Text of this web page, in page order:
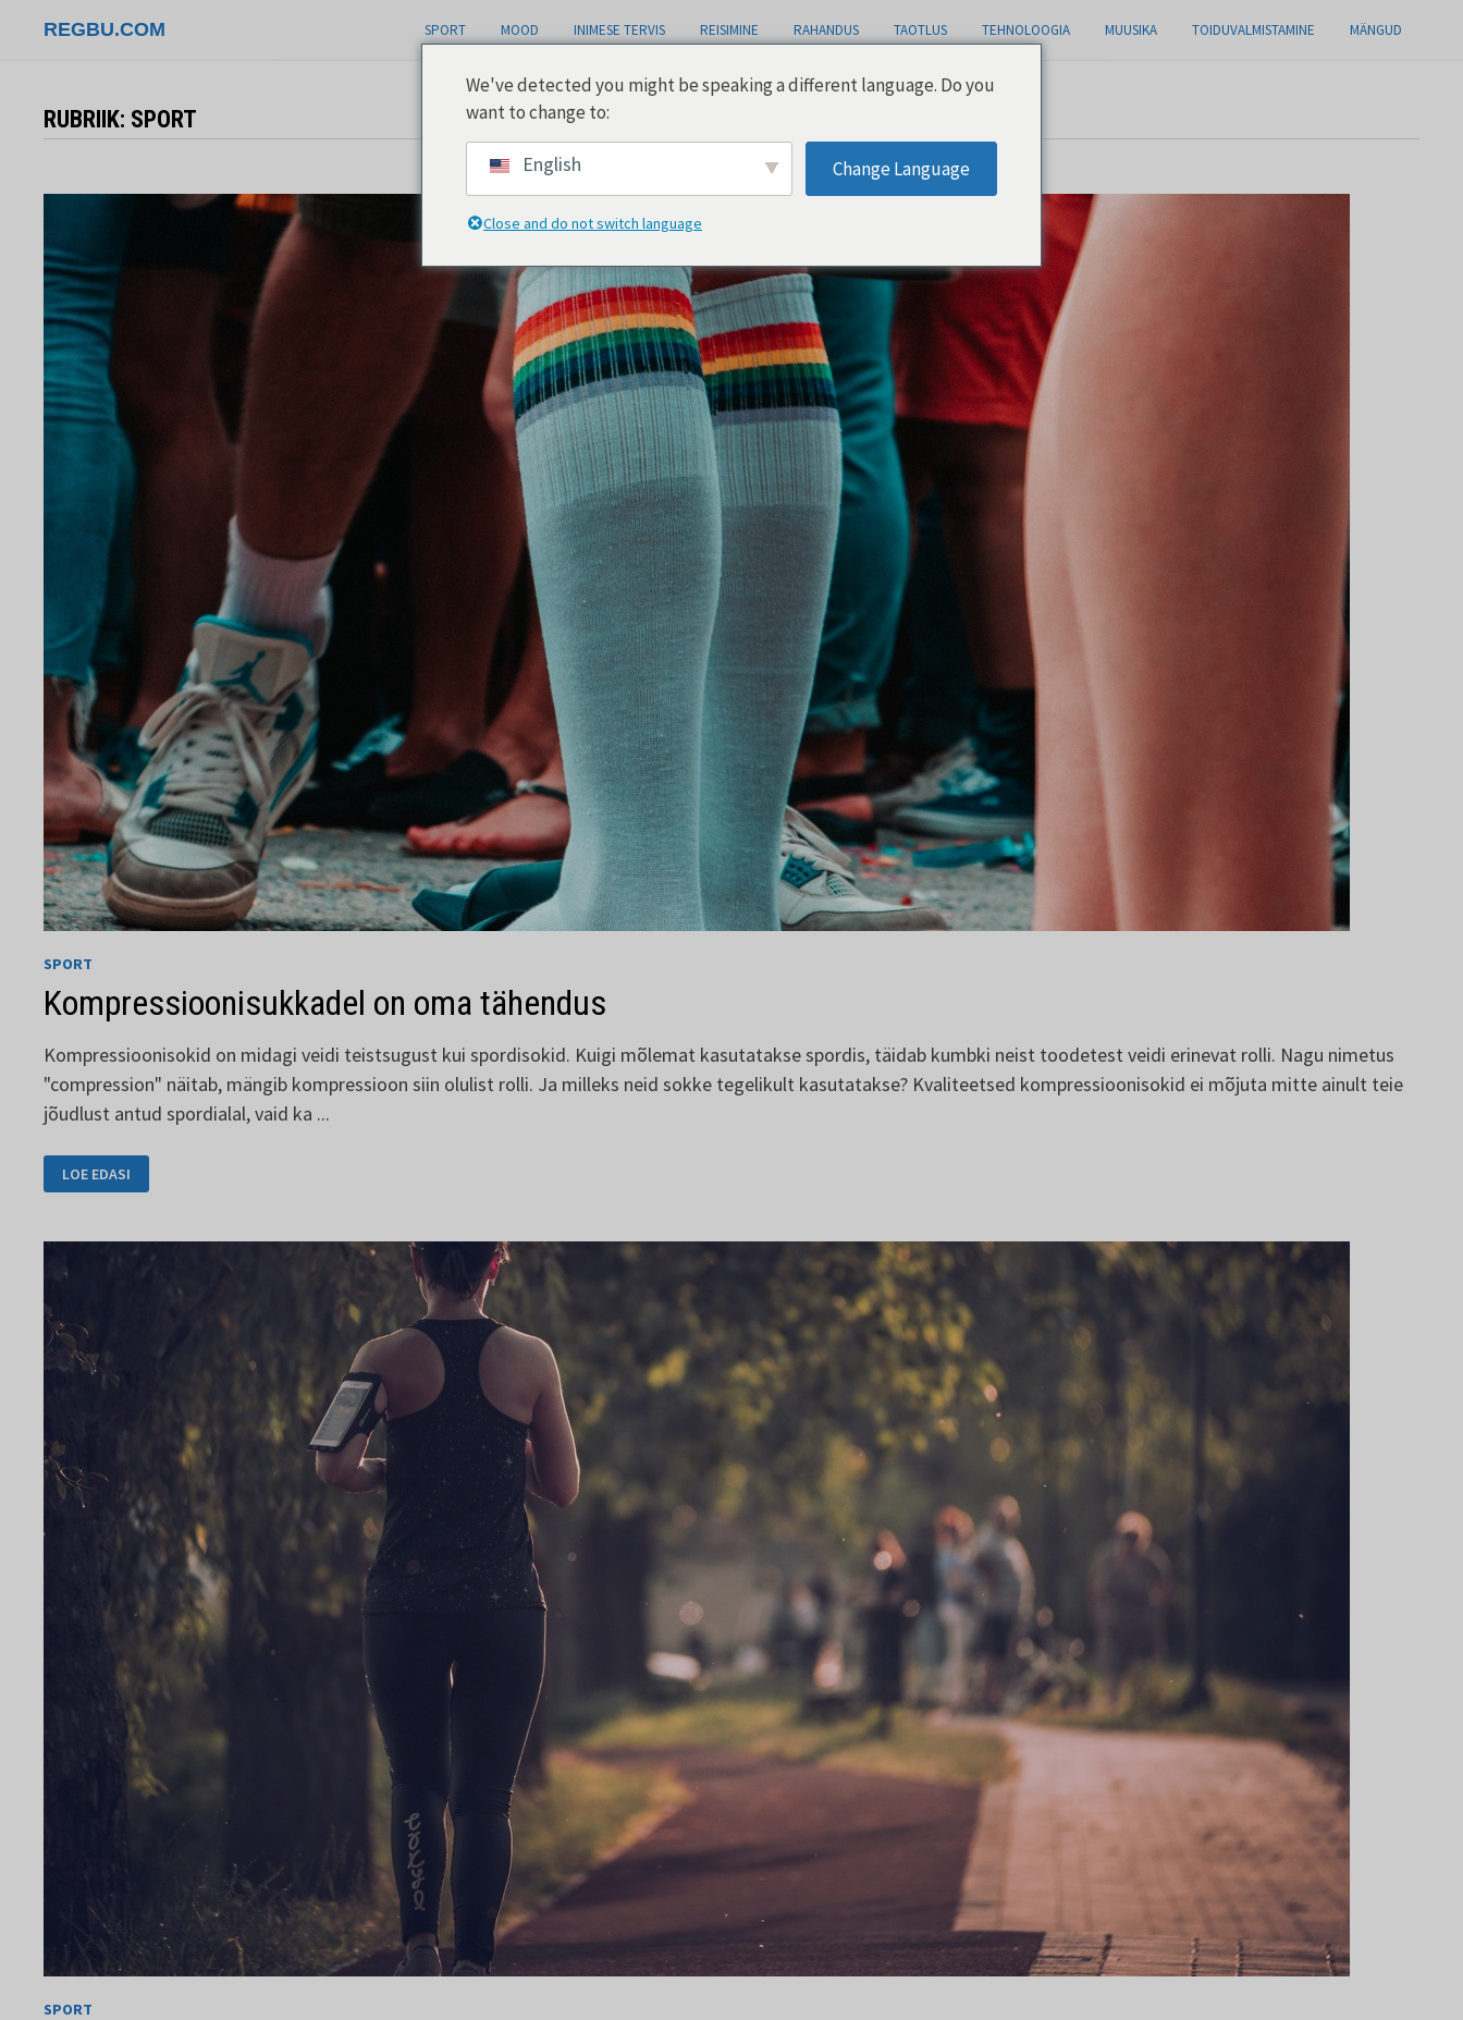
REGBU.COM SPORT MOOD INIMESE TERVIS REISIMINE RAHANDUS TAOTLUS TEHNOLOOGIA MUUSIKA TOIDUVALMISTAMINE MÄNGUD
RUBRIIK: SPORT
SPORT
Kompressioonisukkadel on oma tähendus
Kompressioonisokid on midagi veidi teistsugust kui spordisokid. Kuigi mõlemat kasutatakse spordis, täidab kumbki neist toodetest veidi erinevat rolli. Nagu nimetus
"compression" näitab, mängib kompressioon siin olulist rolli. Ja milleks neid sokke tegelikult kasutatakse? Kvaliteetsed kompressioonisokid ei mõjuta mitte ainult teie
jõudlust antud spordialal, vaid ka ...
KOMPRESSIOONISUKKADEL
ON
OMA
LOE EDASI
SPORT
We've detected you might be speaking a different language. Do you
want to change to:
English Change Language
Close and do not switch language